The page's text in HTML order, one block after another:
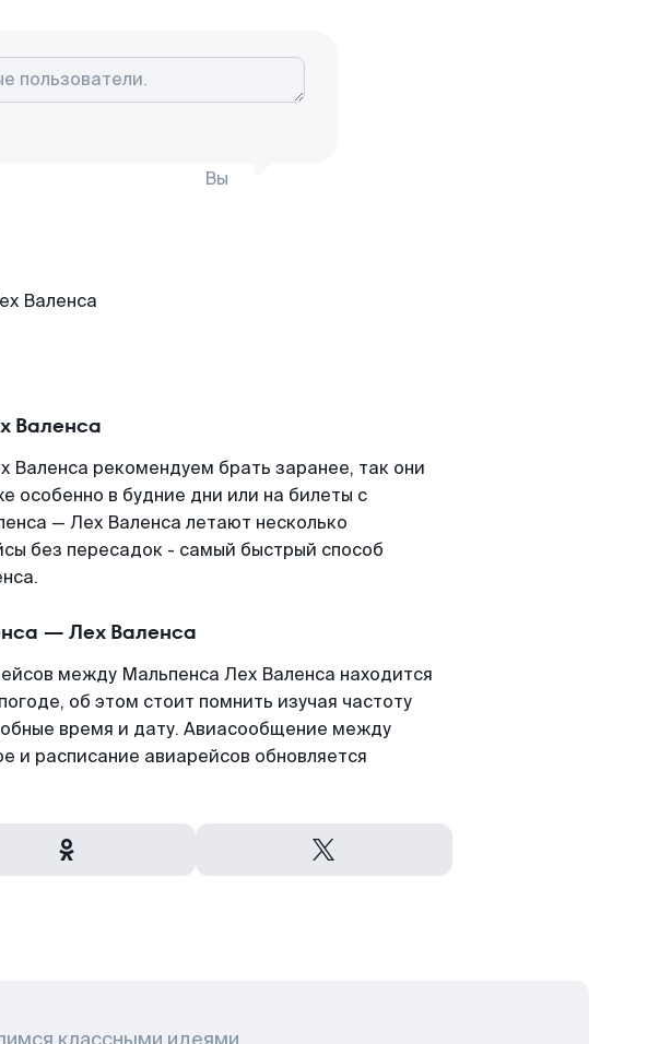
Вы
Валенса
рекомендуем брать заранее, так они
особенно в будние дни или на билеты с
— Лех Валенса летают несколько
без пересадок - самый быстрый способ
— Лех Валенса
между Мальпенса Лех Валенса находится
об этом стоит помнить изучая частоту
время и дату. Авиасообщение между
и расписание авиарейсов обновляется